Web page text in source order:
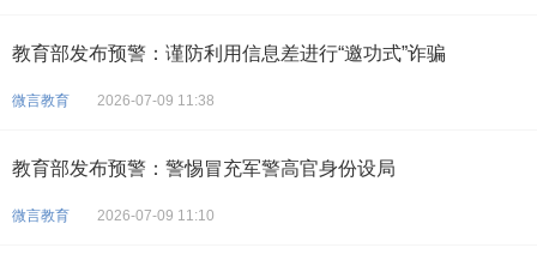
教育部发布预警：谨防利用信息差进行“邀功式”诈骗
微言教育 2026-07-09 11:38
教育部发布预警：警惕冒充军警高官身份设局
微言教育 2026-07-09 11:10